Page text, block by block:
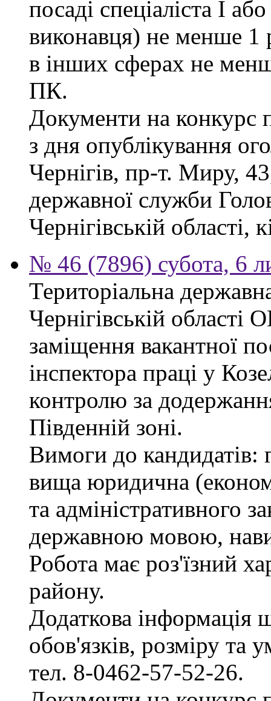
посаді спеціаліста І
виконавця) не менше 1
в інших сферах не
ПК.
Документи на конкурс
з дня опублікування
Чернігів, пр-т. Миру,
державної служби
Чернігівській
№ 46 (7896) субота, 6
Територіальна
Чернігівській
заміщення вакантної
інспектора праці у
контролю за
Південній зоні.
Вимоги до кандидатів:
вища юридична
та адміністративного
державною мовою,
Робота має роз'їзний
району.
Додаткова інформація
обов'язків, розміру та
тел. 8-0462-57-52-26.